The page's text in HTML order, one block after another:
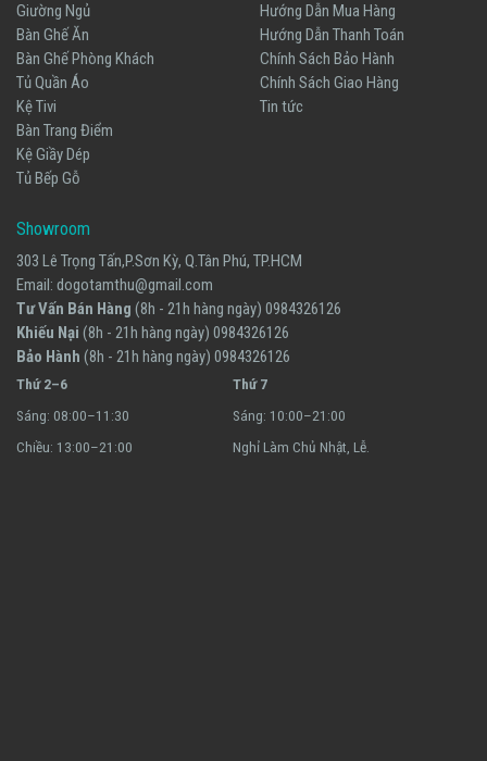
Giường Ngủ
Bàn Ghế Ăn
Bàn Ghế Phòng Khách
Tủ Quần Áo
Kệ Tivi
Bàn Trang Điểm
Kệ Giầy Dép
Tủ Bếp Gỗ
Hướng Dẫn Mua Hàng
Hướng Dẫn Thanh Toán
Chính Sách Bảo Hành
Chính Sách Giao Hàng
Tin tức
Showroom
303 Lê Trọng Tấn,P.Sơn Kỳ, Q.Tân Phú, TP.HCM
Email: dogotamthu@gmail.com
Tư Vấn Bán Hàng (8h - 21h hàng ngày) 0984326126
Khiếu Nại (8h - 21h hàng ngày) 0984326126
Bảo Hành (8h - 21h hàng ngày) 0984326126
Thứ 2–6
Thứ 7
Sáng: 08:00–11:30
Sáng: 10:00–21:00
Chiều: 13:00–21:00
Nghỉ Làm Chủ Nhật, Lễ.